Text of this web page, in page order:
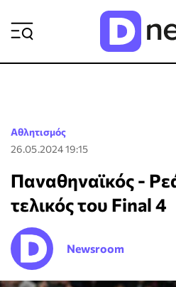
Αθλητισμός
26.05.2024 19:15
Παναθηναϊκός -
τελικός του Final 4
Newsroom